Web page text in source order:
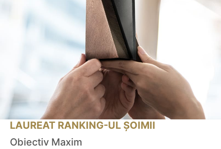
LAUREAT RANKING-UL ȘOIMII
Obiectiv Maxim